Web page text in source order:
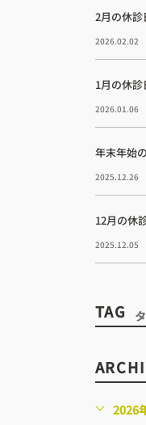
2月の休診
2026.02.02
1月の休
2026.01.06
年末年始
2025.12.26
12月の休
2025.12.05
TAG
2026